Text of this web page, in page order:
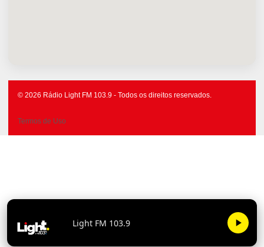
© 2026 Rádio Light FM 103.9 - Todos os direitos reservados.
Termos de Uso
Light FM 103.9